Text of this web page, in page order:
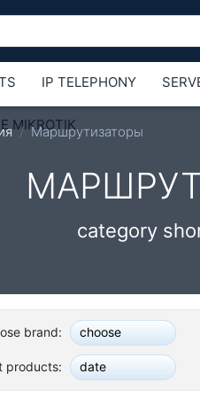
IP TELEPHONY
Маршрутизаторы
category
brand: choose
products: date